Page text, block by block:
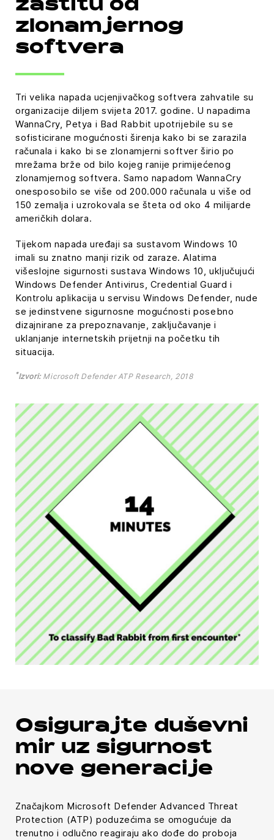
zaštitu od
zlonamjernog
softvera
Tri velika napada ucjenjivačkog softvera zahvatile su
organizacije diljem svijeta 2017. godine. U napadima
WannaCry, Petya i Bad Rabbit upotrijebile su se
sofisticirane mogućnosti širenja kako bi se zarazila
računala i kako bi se zlonamjerni softver širio po
mrežama brže od bilo kojeg ranije primijećenog
zlonamjernog softvera. Samo napadom WannaCry
onesposobilo se više od 200.000 računala u više od
150 zemalja i uzrokovala se šteta od oko 4 milijarde
američkih dolara.
Tijekom napada uređaji sa sustavom Windows 10
imali su znatno manji rizik od zaraze. Alatima
višeslojne sigurnosti sustava Windows 10, uključujući
Windows Defender Antivirus, Credential Guard i
Kontrolu aplikacija u servisu Windows Defender, nude
se jedinstvene sigurnosne mogućnosti posebno
dizajnirane za prepoznavanje, zaključavanje i
uklanjanje internetskih prijetnji na početku tih
situacija.
*Izvori:Microsoft Defender ATP Research, 2018
Osigurajte duševni
mir uz sigurnost
nove generacije
Značajkom Microsoft Defender Advanced Threat
Protection (ATP) poduzećima se omogućuje da
trenutno i odlučno reagiraju ako dođe do proboja